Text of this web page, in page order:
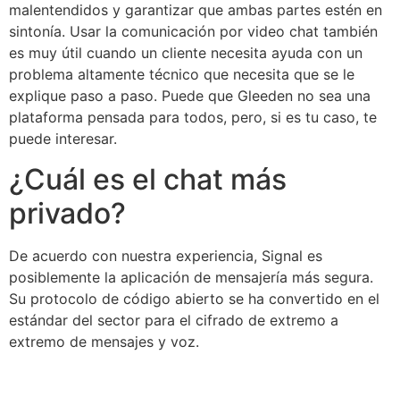
malentendidos y garantizar que ambas partes estén en
sintonía. Usar la comunicación por video chat también
es muy útil cuando un cliente necesita ayuda con un
problema altamente técnico que necesita que se le
explique paso a paso. Puede que Gleeden no sea una
plataforma pensada para todos, pero, si es tu caso, te
puede interesar.
¿Cuál es el chat más
privado?
De acuerdo con nuestra experiencia, Signal es
posiblemente la aplicación de mensajería más segura.
Su protocolo de código abierto se ha convertido en el
estándar del sector para el cifrado de extremo a
extremo de mensajes y voz.